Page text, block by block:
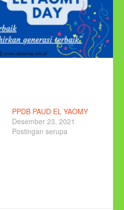
PPDB PAUD EL YAOMY
Desember 23, 2021
Postingan serupa